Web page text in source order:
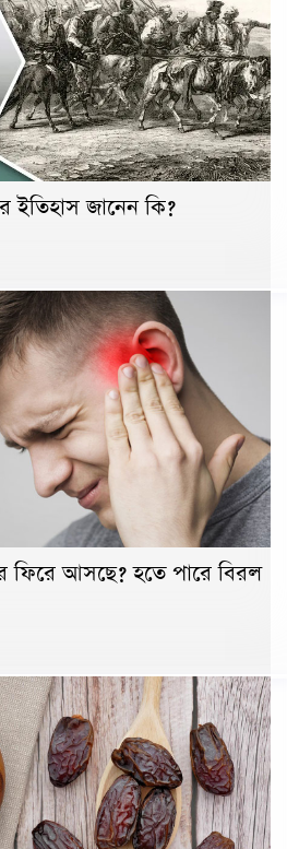
ইতিহাস জানেন কি?
ফিরে আসছে? হতে পারে বিরল